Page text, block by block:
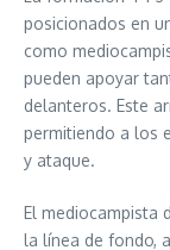
posicionados en
como
pueden apoyar
delanteros. Este
permitiendo a los
y ataque.
El mediocampista
la línea de fondo,